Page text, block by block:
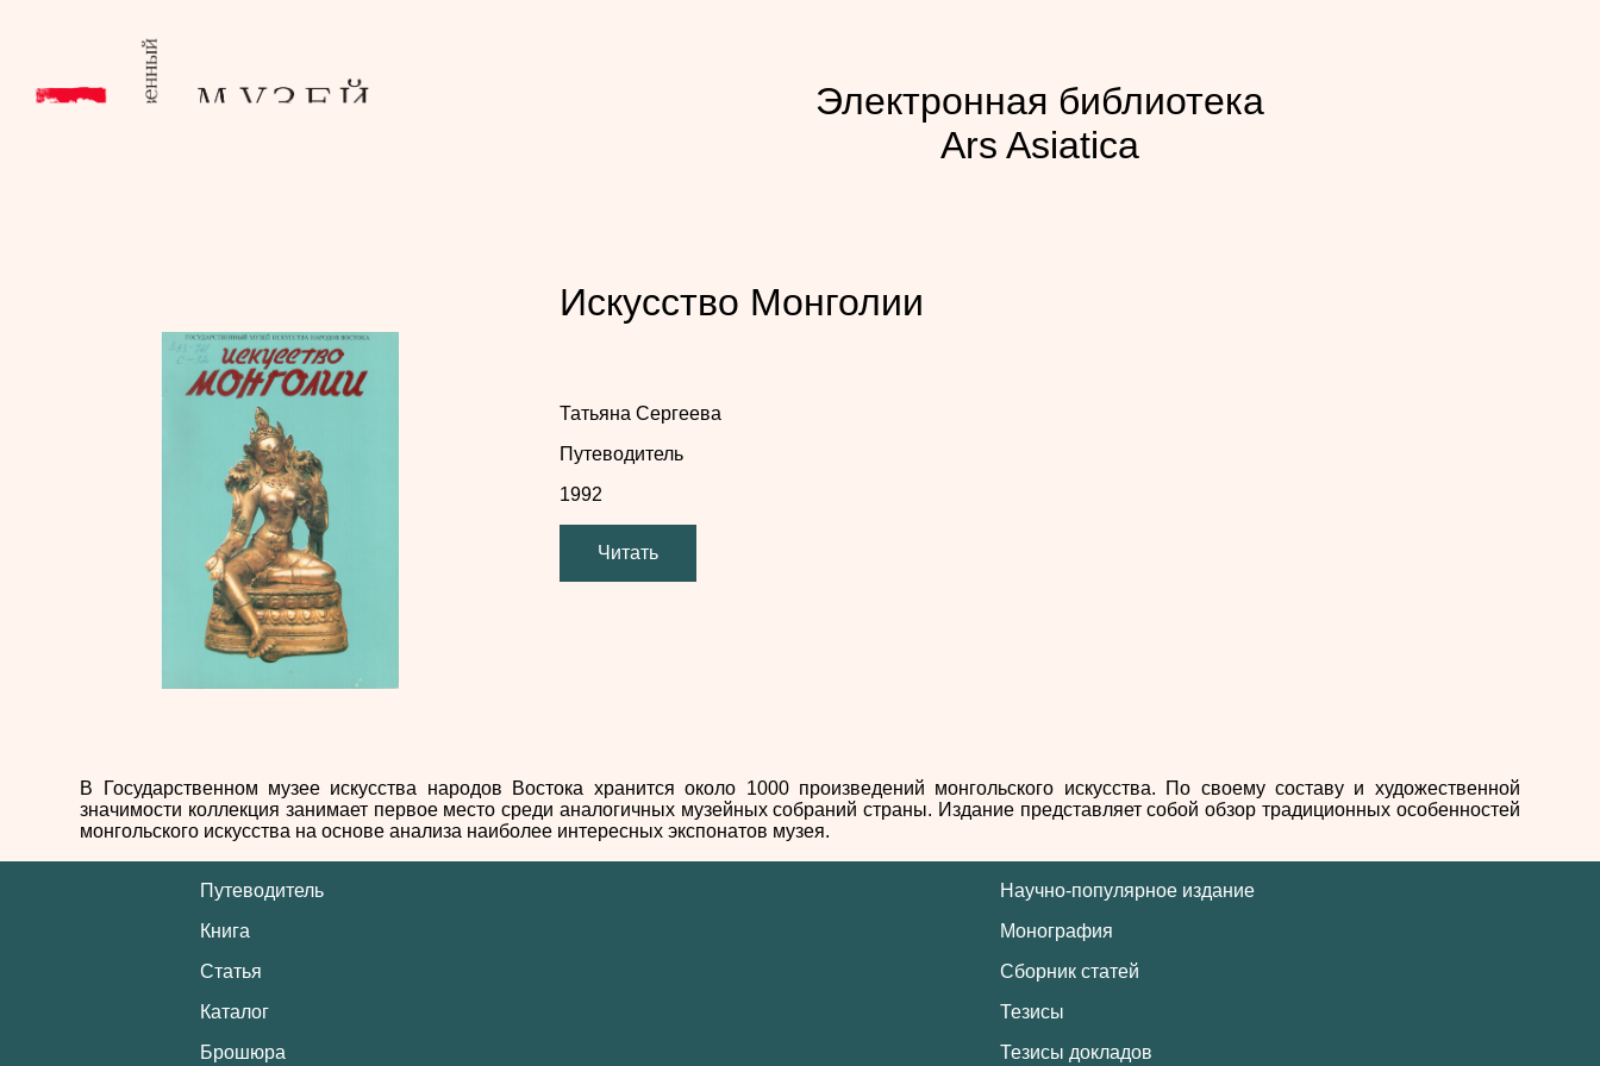
Электронная библиотека
Ars Asiatica
Искусство Монголии
Татьяна Сергеева
Путеводитель
1992
Читать
В Государственном музее искусства народов Востока хранится около 1000 произведений монгольского искусства. По своему составу и художественной
значимости коллекция занимает первое место среди аналогичных музейных собраний страны. Издание представляет собой обзор традиционных особенностей
монгольского искусства на основе анализа наиболее интересных экспонатов музея.
Путеводитель
Книга
Статья
Каталог
Брошюра
Научно-популярное издание
Монография
Сборник статей
Тезисы
Тезисы докладов